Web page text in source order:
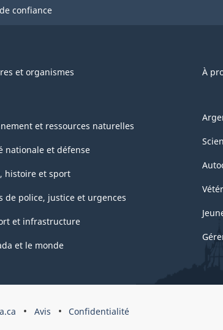
confiance
et organismes À
et ressources naturelles
nationale et défense
histoire et sport
de police, justice et urgences
et infrastructure
et le monde
Avis Confidentialité